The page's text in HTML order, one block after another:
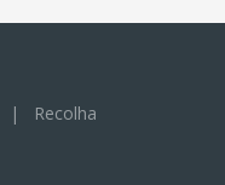
|
Recolha